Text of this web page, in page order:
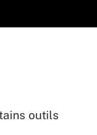
outils